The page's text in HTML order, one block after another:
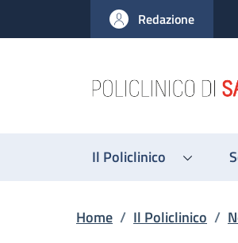
al contenuto principale
to footer content
Redazione
Il Policlinico
Briciole di
Home / Il Policlinico /